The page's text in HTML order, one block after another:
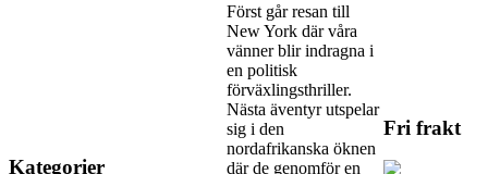
Kategorier
Först går resan till
New York där våra
vänner blir indragna i
en politisk
förväxlingsthriller.
Nästa äventyr utspelar
sig i den
nordafrikanska öknen
där de genomför en
Fri frakt